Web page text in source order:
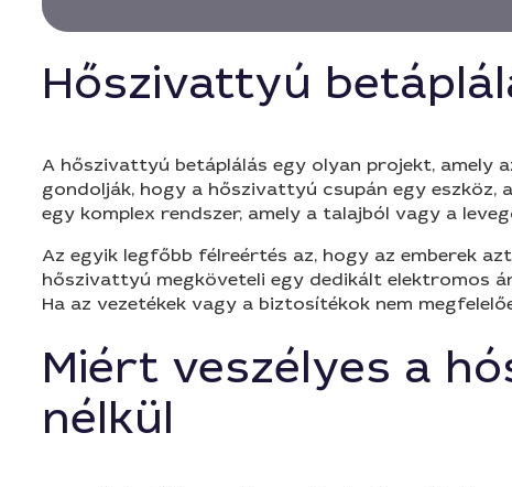
Hőszivattyú
A hőszivattyú betáplálás egy olyan projekt, amely
gondolják, hogy a hőszivattyú csupán egy
egy komplex rendszer, amely a talajból vagy a
Az egyik legfőbb félreértés az, hogy az emberek
hőszivattyú megköveteli egy dedikált elektromos
Ha az vezetékek vagy a biztosítékok nem
Miért veszélyes a
nélkül